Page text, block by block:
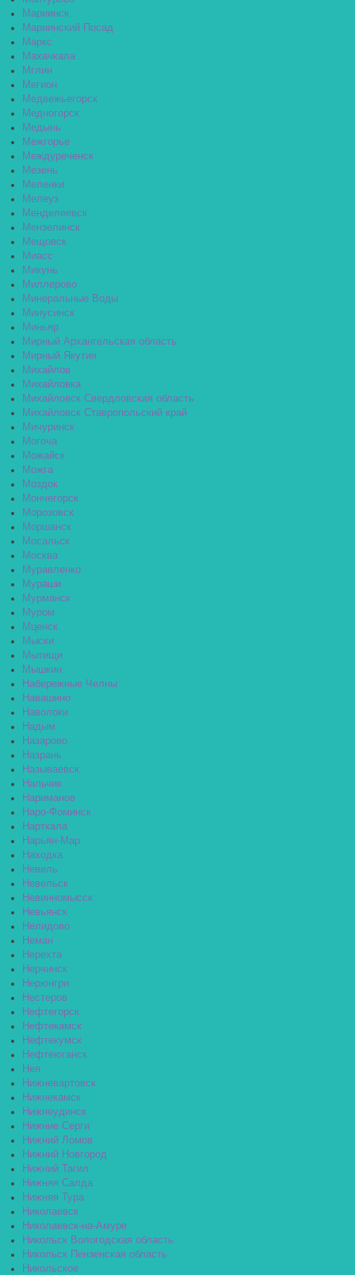
Мариинск
Мариинский Посад
Маркс
Махачкала
Мглин
Мегион
Медвежьегорск
Медногорск
Медынь
Межгорье
Междуреченск
Мезень
Меленки
Мелеуз
Менделеевск
Мензелинск
Мещовск
Миасс
Микунь
Миллерово
Минеральные Воды
Минусинск
Миньяр
Мирный Архангельская область
Мирный Якутия
Михайлов
Михайловка
Михайловск Свердловская область
Михайловск Ставропольский край
Мичуринск
Могоча
Можайск
Можга
Моздок
Мончегорск
Морозовск
Моршанск
Мосальск
Москва
Муравленко
Мураши
Мурманск
Муром
Мценск
Мыски
Мытищи
Мышкин
Набережные Челны
Навашино
Наволоки
Надым
Назарово
Назрань
Называевск
Нальчик
Нариманов
Наро-Фоминск
Нарткала
Нарьян-Мар
Находка
Невель
Невельск
Невинномысск
Невьянск
Нелидово
Неман
Нерехта
Нерчинск
Нерюнгри
Нестеров
Нефтегорск
Нефтекамск
Нефтекумск
Нефтеюганск
Нея
Нижневартовск
Нижнекамск
Нижнеудинск
Нижние Серги
Нижний Ломов
Нижний Новгород
Нижний Тагил
Нижняя Салда
Нижняя Тура
Николаевск
Николаевск-на-Амуре
Никольск Вологодская область
Никольск Пензенская область
Никольское